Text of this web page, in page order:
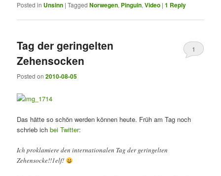
Posted in Unsinn |Tagged Norwegen, Pinguin,Video |1 Reply
Tag der geringelten
Zehensocken
Posted on2010-08-05
1
Das hätte so schön werden können heute. Früh am Tag noch
schrieb ichbei Twitter:
Ich proklamiere den internationalen Tag der geringelten
Zehensocke!!1elf!